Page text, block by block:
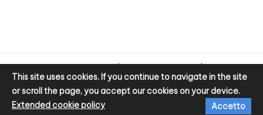
© 2020 Zanoni Preziosi S.r.l | P.IVA: IT02100250220 | Sviluppo e-
commerce by bitpurple
HomeChi siamo Contatti
This site uses cookies. If you continue to navigate in the site
or scroll the page, you accept our cookies on your device.
Extended cookie policy
Accetto